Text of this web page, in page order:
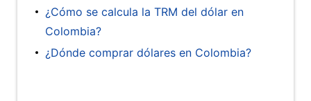
¿Cómo se calcula la TRM del dólar en
Colombia?
¿Dónde comprar dólares en Colombia?